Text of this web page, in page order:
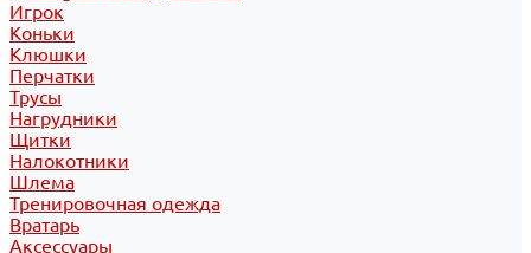
Игрок
Коньки
Клюшки
Перчатки
Трусы
Нагрудники
Щитки
Налокотники
Шлема
Тренировочная одежда
Вратарь
Аксессуары